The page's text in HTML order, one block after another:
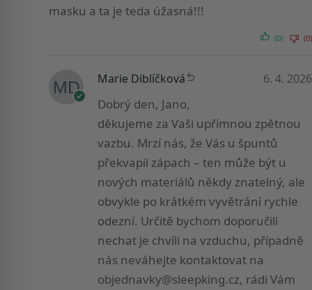
masku a ta je teda úžasná!!!
(0) (0)
Marie Diblíčková 6. 4. 2026
Dobrý den, Jano,
děkujeme za Vaši upřímnou zpětnou
vazbu. Mrzí nás, že Vás u špuntů
překvapil zápach – ten může být u
nových materiálů někdy znatelný, ale
obvykle po krátkém vyvětrání rychle
odezní. Určitě bychom doporučili
nechat je chvíli na vzduchu, případně
nás neváhejte kontaktovat na
objednavky@sleepking.cz, rádi Vám